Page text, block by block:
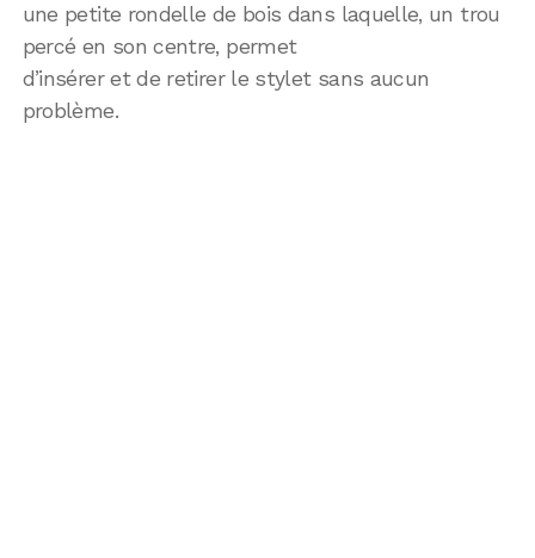
une petite rondelle de bois dans laquelle, un trou
percé en son centre, permet
d’insérer et de retirer le stylet sans aucun
problème.